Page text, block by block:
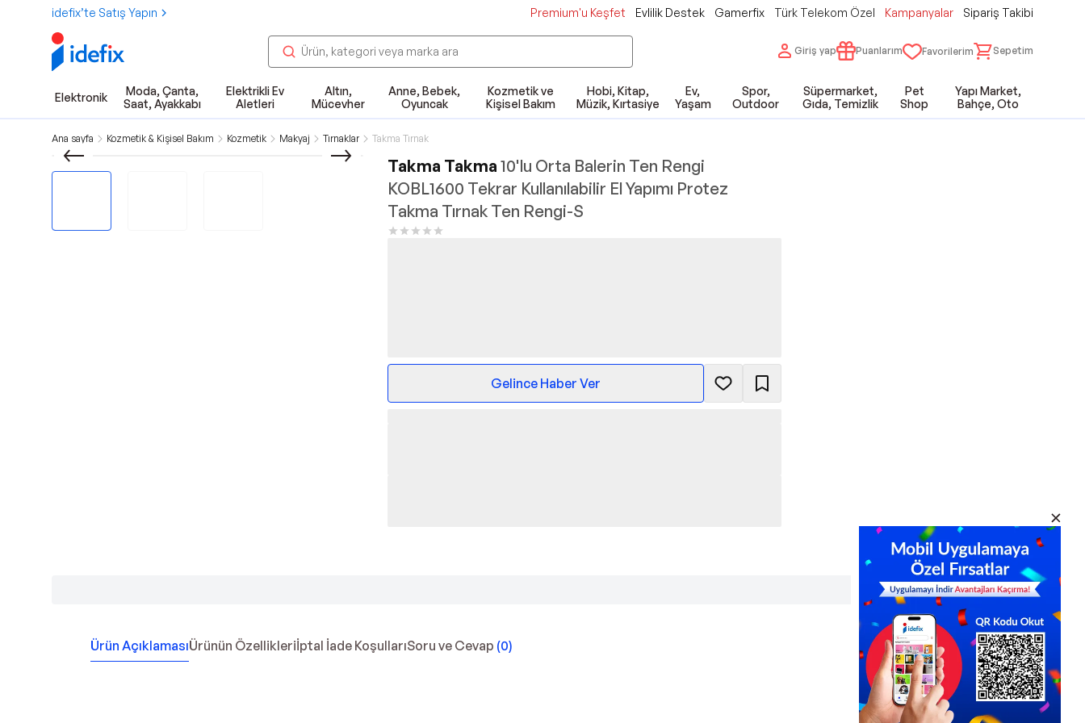
idefix’te Satış Yapın Premium'u Keşfet Evlilik Destek Gamerfix Türk Telekom Özel Kampanyalar Sipariş Takibi
Giriş yap Puanlarım Favorilerim Sepetim
Elektronik
Moda, Çanta,
Saat, Ayakkabı
Elektrikli Ev
Aletleri
Altın,
Mücevher
Anne, Bebek,
Oyuncak
Kozmetik ve
Kişisel Bakım
Hobi, Kitap,
Müzik, Kırtasiye
Ev,
Yaşam
Spor,
Outdoor
Süpermarket,
Gıda, Temizlik
Pet
Shop
Yapı Market,
Bahçe, Oto
Ana sayfa Kozmetik & Kişisel Bakım Kozmetik Makyaj Tırnaklar Takma Tırnak
Takma Takma 10'lu Orta Balerin Ten Rengi
KOBL1600 Tekrar Kullanılabilir El Yapımı Protez
Takma Tırnak Ten Rengi-S
Gelince Haber Ver
Ürün AçıklamasıÜrünün Özellikleriİptal İade KoşullarıSoru ve Cevap (0)